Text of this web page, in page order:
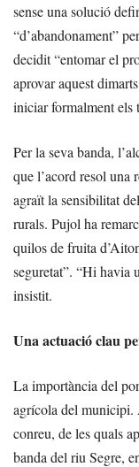
sense una solució
“d’abandonament”
decidit “entomar el
aprovar aquest
iniciar formalment els
Per la seva banda,
que l’acord resol una
agraït la sensibilitat
rurals. Pujol ha
quilos de fruita
seguretat”. “Hi havia
insistit.
Una actuació clau
La importància del
agrícola del municipi.
conreu, de les quals
banda del riu Segre,